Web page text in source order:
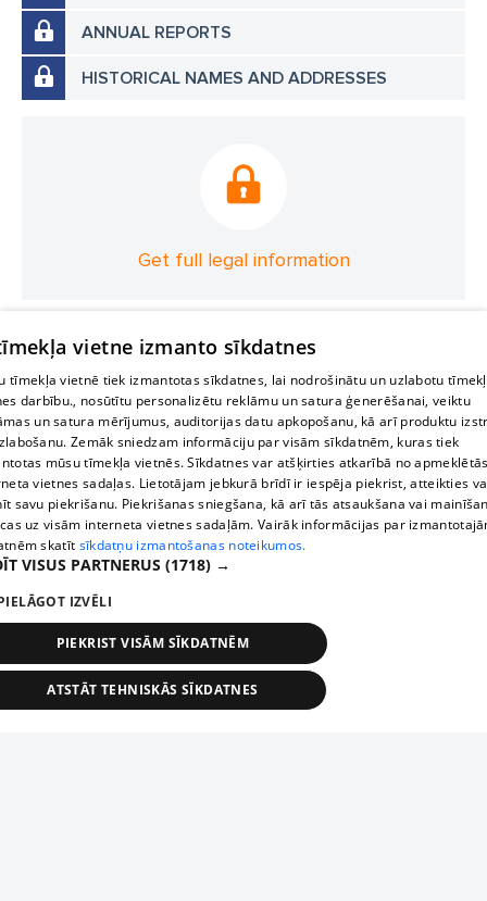
ANNUAL REPORTS
HISTORICAL NAMES AND ADDRESSES
Get full legal information
vietne izmanto sīkdatnes
tīmekļa vietnē tiek izmantotas sīkdatnes, lai nodrošinātu un uzlabotu
darbību., nosūtītu personalizētu reklāmu un satura ģenerēšanai, veiktu
un satura mērījumus, auditorijas datu apkopošanu, kā arī produktu
Zemāk sniedzam informāciju par visām sīkdatnēm, kuras tiek
mūsu tīmekļa vietnēs. Sīkdatnes var atšķirties atkarībā no
vietnes sadaļas. Lietotājam jebkurā brīdī ir iespēja piekrist, atteikties
savu piekrišanu. Piekrišanas sniegšana, kā arī tās atsaukšana vai
uz visām interneta vietnes sadaļām. Vairāk informācijas par
skatīt sīkdatņu izmantošanas noteikumos.
VISUS PARTNERUS (1718) →
IZVĒLI
PIEKRIST VISĀM SĪKDATNĒM
ATSTĀT TEHNISKĀS SĪKDATNES